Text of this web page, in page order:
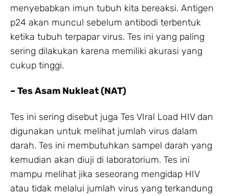
menyebabkan imun tubuh kita bereaksi. Antigen
p24 akan muncul sebelum antibodi terbentuk
ketika tubuh terpapar virus. Tes ini yang paling
sering dilakukan karena memiliki akurasi yang
cukup tinggi.
– Tes Asam Nukleat (NAT)
Tes ini sering disebut juga Tes VIral Load HIV dan
digunakan untuk melihat jumlah virus dalam
darah. Tes ini membutuhkan sampel darah yang
kemudian akan diuji di laboratorium. Tes ini
mampu melihat jika seseorang mengidap HIV
atau tidak melalui jumlah virus yang terkandung